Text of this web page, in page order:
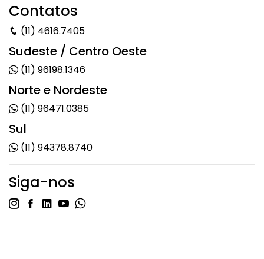
Contatos
(11) 4616.7405
Sudeste / Centro Oeste
(11) 96198.1346
Norte e Nordeste
(11) 96471.0385
Sul
(11) 94378.8740
Siga-nos